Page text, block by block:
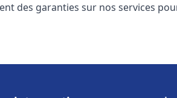
des garanties sur nos services